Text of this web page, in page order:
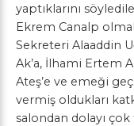
yaptıklarını
Ekrem Canalp
Sekreteri Alaaddin
Ak’a, İlhami Ertem
Ateş’e ve emeği
vermiş oldukları
salondan dolayı